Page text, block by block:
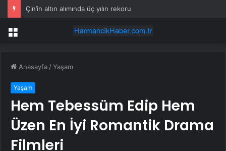
Çin’in altın alımında üç yılın rekoru
Menü
Anasayfa /Yaşam
Yaşam
Hem Tebessüm Edip Hem
Üzen En İyi Romantik Drama
Filmleri